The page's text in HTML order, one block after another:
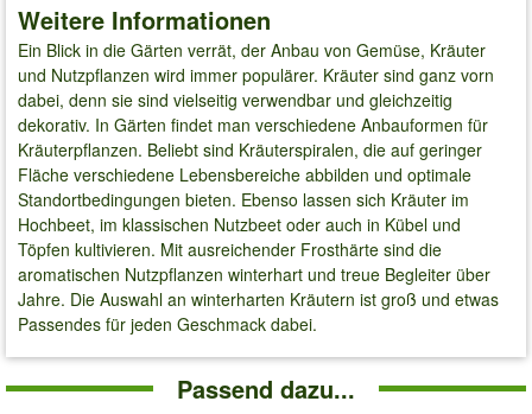
Weitere Informationen
Ein Blick in die Gärten verrät, der Anbau von Gemüse, Kräuter
und Nutzpflanzen wird immer populärer. Kräuter sind ganz vorn
dabei, denn sie sind vielseitig verwendbar und gleichzeitig
dekorativ. In Gärten findet man verschiedene Anbauformen für
Kräuterpflanzen. Beliebt sind Kräuterspiralen, die auf geringer
Fläche verschiedene Lebensbereiche abbilden und optimale
Standortbedingungen bieten. Ebenso lassen sich Kräuter im
Hochbeet, im klassischen Nutzbeet oder auch in Kübel und
Töpfen kultivieren. Mit ausreichender Frosthärte sind die
aromatischen Nutzpflanzen winterhart und treue Begleiter über
Jahre. Die Auswahl an winterharten Kräutern ist groß und etwas
Passendes für jeden Geschmack dabei.
Passend dazu...